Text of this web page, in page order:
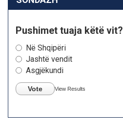
Pushimet tuaja këtë vit?
Në Shqipëri
Jashtë vendit
Asgjëkundi
Vote View Results